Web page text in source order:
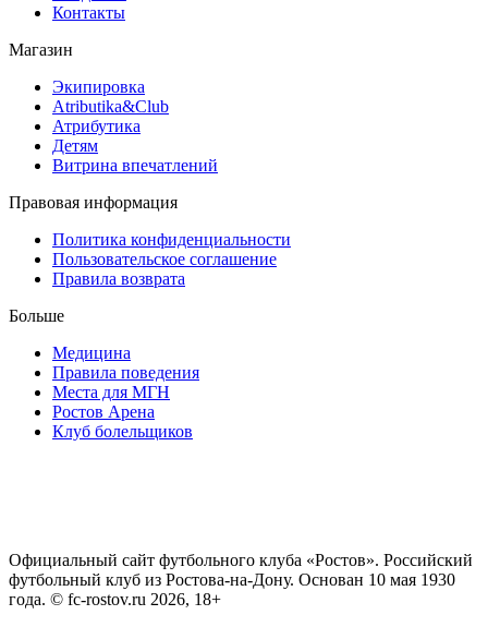
Контакты
Магазин
Экипировка
Atributika&Club
Атрибутика
Детям
Витрина впечатлений
Правовая информация
Политика конфиденциальности
Пользовательское соглашение
Правила возврата
Больше
Медицина
Правила поведения
Места для МГН
Ростов Арена
Клуб болельщиков
Официальный сайт футбольного клуба «Ростов». Российский
футбольный клуб из Ростова-на-Дону. Основан 10 мая 1930
года. © fc-rostov.ru 2026, 18+